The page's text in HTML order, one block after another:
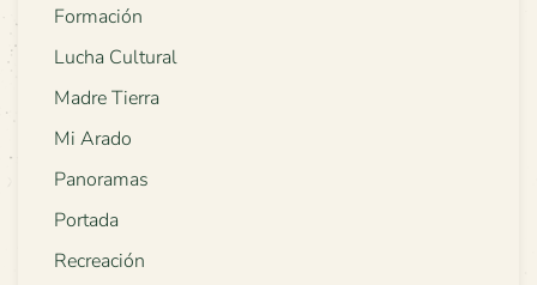
Formación
Lucha Cultural
Madre Tierra
Mi Arado
Panoramas
Portada
Recreación